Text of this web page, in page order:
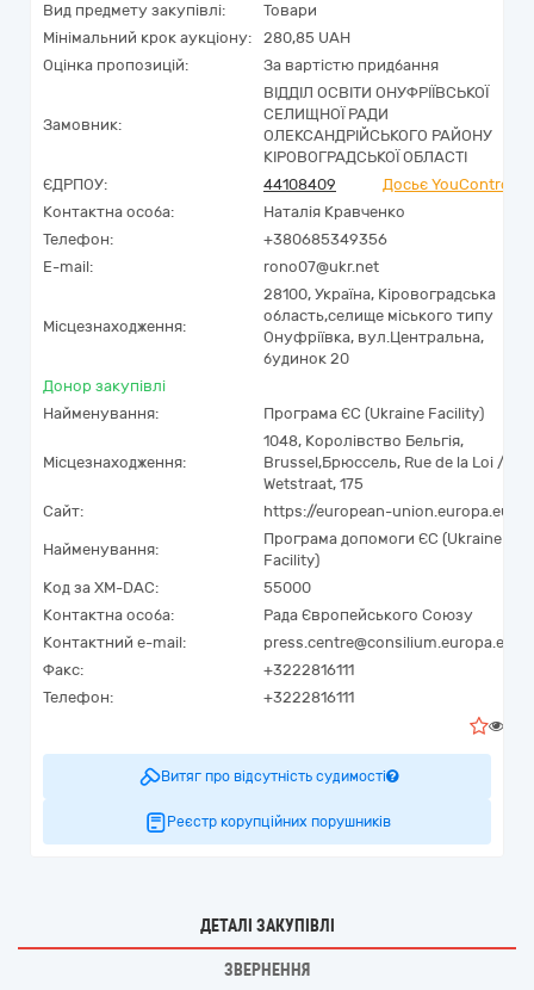
Вид предмету закупівлі:
Товари
Мінімальний крок аукціону:
280,85 UAH
Оцінка пропозицій:
За вартістю придбання
Замовник:
ВІДДІЛ ОСВІТИ ОНУФРІЇВСЬКОЇ
СЕЛИЩНОЇ РАДИ
ОЛЕКСАНДРІЙСЬКОГО РАЙОНУ
КІРОВОГРАДСЬКОЇ ОБЛАСТІ
ЄДРПОУ:
44108409
Досьє YouControl
Контактна особа:
Наталія Кравченко
Телефон:
+380685349356
E-mail:
rono07@ukr.net
Місцезнаходження:
28100, Україна, Кіровоградська
область,селище міського типу
Онуфріївка, вул.Центральна,
будинок 20
Донор закупівлі
Найменування:
Програма ЄС (Ukraine Facility)
Місцезнаходження:
1048, Королівство Бельгія,
Brussel,Брюссель, Rue de la Loi /
Wetstraat, 175
Сайт:
https://european-union.europa.eu
Найменування:
Програма допомоги ЄС (Ukraine
Facility)
Код за XM-DAC:
55000
Контактна особа:
Рада Європейського Союзу
Контактний e-mail:
press.centre@consilium.europa.eu
Факс:
+3222816111
Телефон:
+3222816111
Витяг про відсутність судимості
Реєстр корупційних порушників
ДЕТАЛІ ЗАКУПІВЛІ
ЗВЕРНЕННЯ